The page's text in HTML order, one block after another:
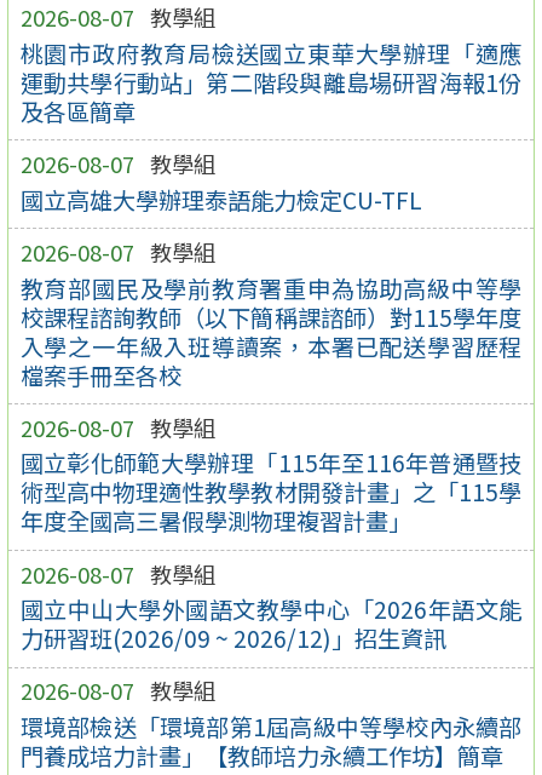
2026-08-07 教學組
桃園市政府教育局檢送國立東華大學辦理「適應
運動共學行動站」第二階段與離島場研習海報1份
及各區簡章
2026-08-07 教學組
國立高雄大學辦理泰語能力檢定CU-TFL
2026-08-07 教學組
教育部國民及學前教育署重申為協助高級中等學
校課程諮詢教師（以下簡稱課諮師）對115學年度
入學之一年級入班導讀案，本署已配送學習歷程
檔案手冊至各校
2026-08-07 教學組
國立彰化師範大學辦理「115年至116年普通暨技
術型高中物理適性教學教材開發計畫」之「115學
年度全國高三暑假學測物理複習計畫」
2026-08-07 教學組
國立中山大學外國語文教學中心「2026年語文能
力研習班(2026/09 ~ 2026/12)」招生資訊
2026-08-07 教學組
環境部檢送「環境部第1屆高級中等學校內永續部
門養成培力計畫」【教師培力永續工作坊】簡章